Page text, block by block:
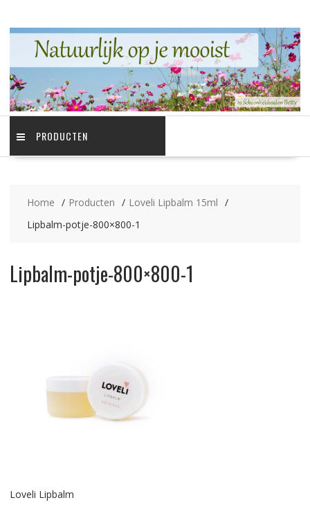
de
PRODUCTEN
Home Producten
Loveli Lipbalm 15ml
Lipbalm-potje-800×800-1
Lipbalm-potje-800×800-1
Loveli Lipbalm